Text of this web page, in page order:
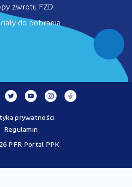
zwrotu FZD
do pobrania
PFR Portal PPK
prywatności
Regulamin